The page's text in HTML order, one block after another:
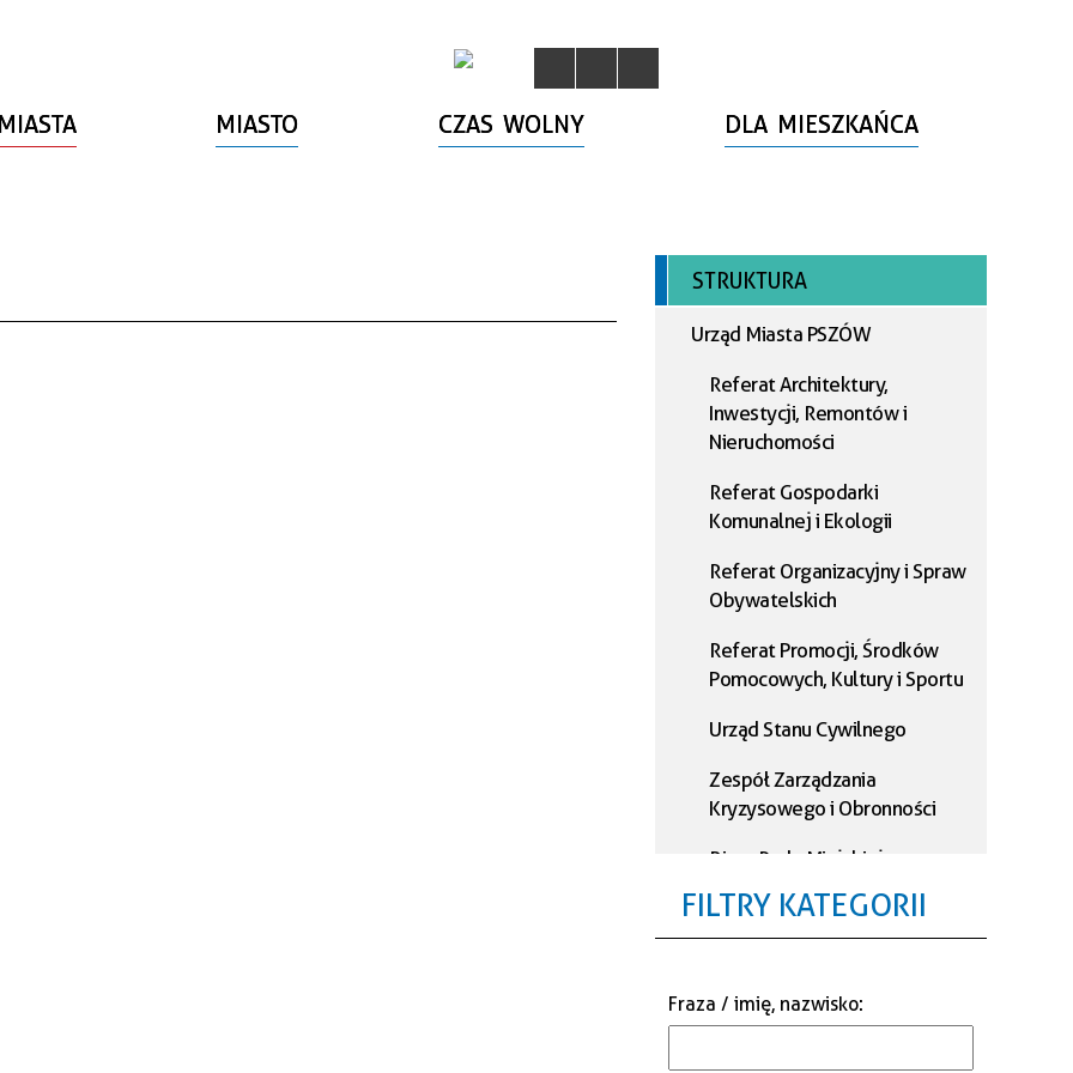
MIASTO CZAS WOLNY DLA MIESZKAŃCA
STRUKTURA
Urząd Miasta PSZÓW
Referat Architektury,
Inwestycji, Remontów i
Nieruchomości
Referat Gospodarki
Komunalnej i Ekologii
Referat Organizacyjny i Spraw
Obywatelskich
Referat Promocji, Środków
Pomocowych, Kultury i Sportu
Urząd Stanu Cywilnego
Zespół Zarządzania
Kryzysowego i Obronności
Biuro Rady Miejskiej
Referat Podatkowy
Referat Administracji i
FILTRY KATEGORII
Fraza / imię, nazwisko: